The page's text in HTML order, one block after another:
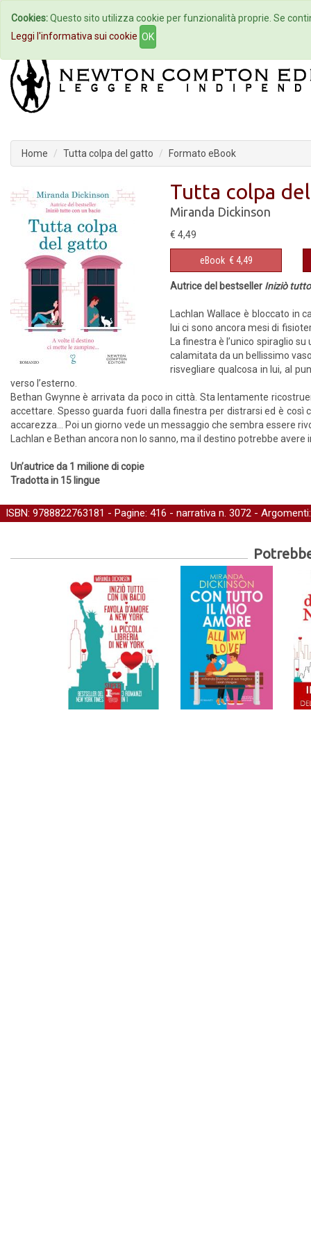
Home Autori Eventi
Home Tutta colpa del gatto Formato eBook
Tutta colpa
Miranda Dickinson
€ 4,49
eBook € 4,49
Autrice del bestseller Iniziò
Lachlan Wallace è bloccato in
lui ci sono ancora mesi di
La finestra è l’unico spiraglio
calamitata da un bellissimo
risvegliare qualcosa in lui, al
verso l’esterno.
Bethan Gwynne è arrivata da poco in città. Sta lentamente
accettare. Spesso guarda fuori dalla finestra per distrarsi ed è
accarezza... Poi un giorno vede un messaggio che sembra essere
Lachlan e Bethan ancora non lo sanno, ma il destino potrebbe
Un’autrice da 1 milione di copie
Tradotta in 15 lingue
ISBN: 9788822763181 - Pagine: 416 - narrativa n. 3072 -
Cookies:Questo sito utilizza cookie per funzionalità proprie. Se
Leggi l'informativa sui cookie OK